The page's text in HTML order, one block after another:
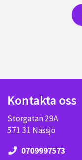
Kontakta oss
Storgatan 29A
571 31 Nässjö
0709997573